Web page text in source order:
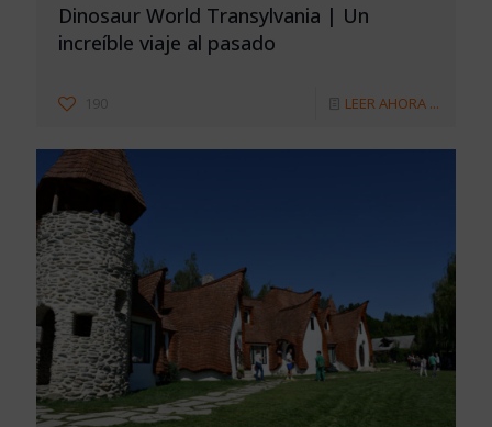
Dinosaur World Transylvania | Un
increíble viaje al pasado
190 LEER AHORA ...